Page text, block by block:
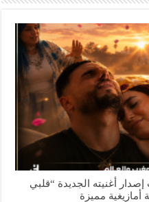
أغنيته الجديدة “قلبي
مميزة